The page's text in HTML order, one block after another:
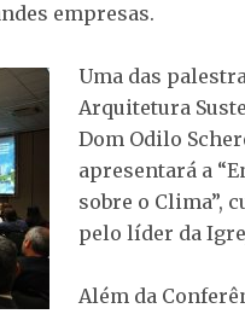
empresas.
Uma das
Arquitetura
Dom Odilo
apresentará a
sobre o Clima”,
pelo líder da
Além da